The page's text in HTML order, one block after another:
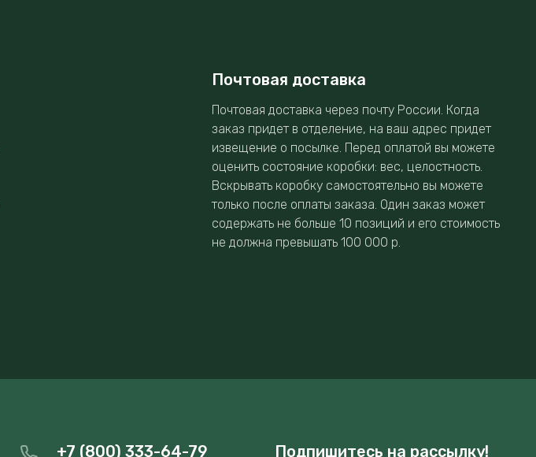
Почтовая доставка
Почтовая доставка через почту России. Когда
заказ придет в отделение, на ваш адрес придет
извещение о посылке. Перед оплатой вы можете
оценить состояние коробки: вес, целостность.
Вскрывать коробку самостоятельно вы можете
только после оплаты заказа. Один заказ может
содержать не больше 10 позиций и его стоимость
не должна превышать 100 000 р.
+7 (800) 333-64-79 Подпишитесь на рассылку!